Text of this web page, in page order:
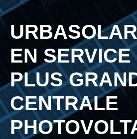
EN SERVICE
PLUS
CENTRALE